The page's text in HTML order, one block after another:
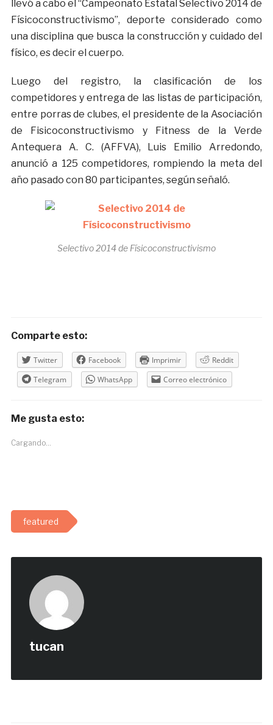
llevó a cabo el “Campeonato Estatal Selectivo 2014 de
Físicoconstructivismo”, deporte considerado como
una disciplina que busca la construcción y cuidado del
físico, es decir el cuerpo.
Luego del registro, la clasificación de los
competidores y entrega de las listas de participación,
entre porras de clubes, el presidente de la Asociación
de Fisicoconstructivismo y Fitness de la Verde
Antequera A. C. (AFFVA), Luis Emilio Arredondo,
anunció a 125 competidores, rompiendo la meta del
año pasado con 80 participantes, según señaló.
Selectivo 2014 de Físicoconstructivismo
Comparte esto:
Twitter Facebook Imprimir
Reddit
Telegram
WhatsApp Correo electrónico
Me gusta esto:
Cargando...
featured
tucan